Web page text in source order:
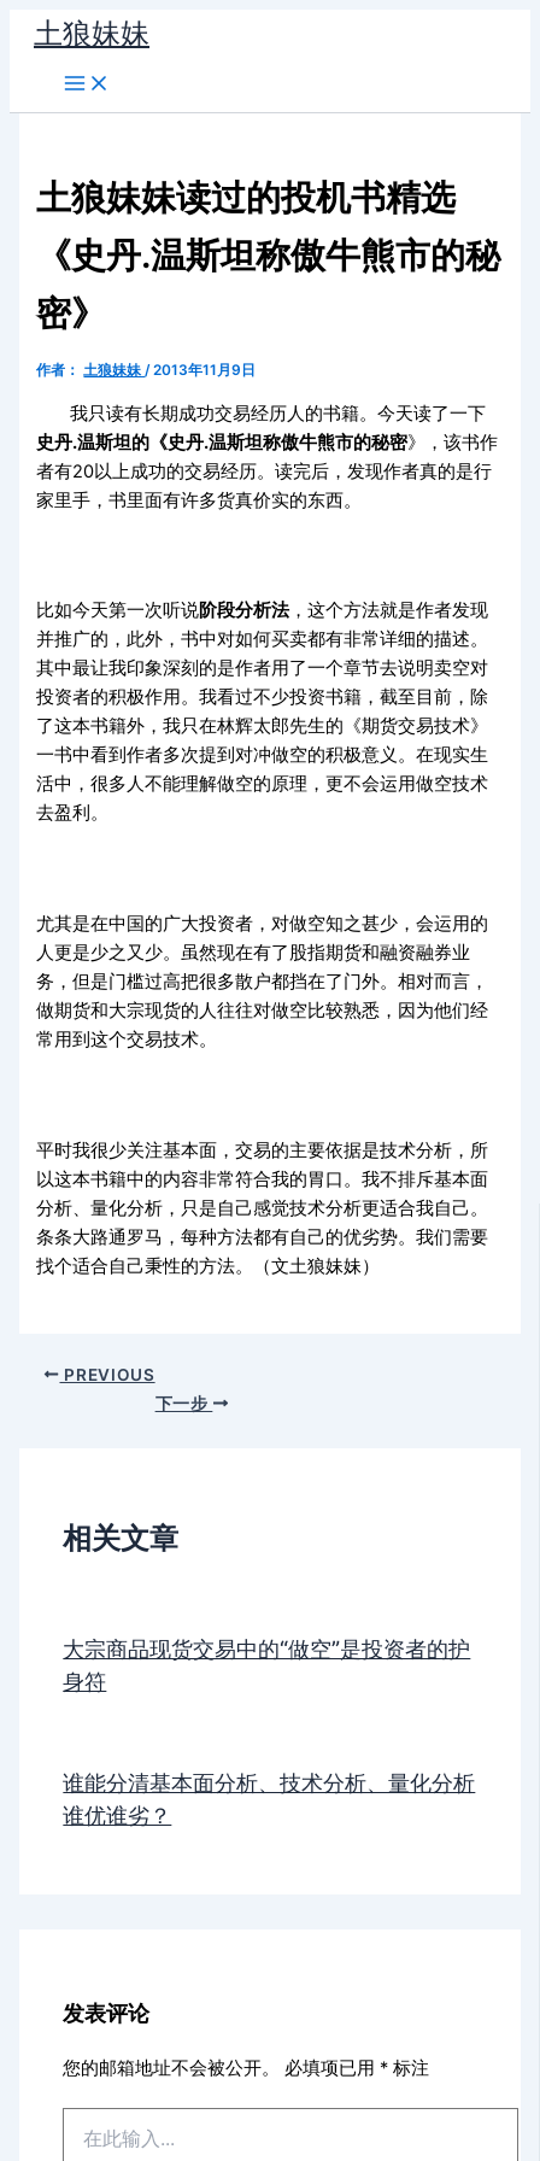
容
土狼妹妹
土狼妹妹读过的投机书精选
《史丹.温斯坦称傲牛熊市的秘
密》
作者： 土狼妹妹/2013年11月9日
我只读有长期成功交易经历人的书籍。今天读了一下
史丹.温斯坦的《史丹.温斯坦称傲牛熊市的秘密》，该书作
者有20以上成功的交易经历。读完后，发现作者真的是行
家里手，书里面有许多货真价实的东西。
比如今天第一次听说阶段分析法，这个方法就是作者发现
并推广的，此外，书中对如何买卖都有非常详细的描述。
其中最让我印象深刻的是作者用了一个章节去说明卖空对
投资者的积极作用。我看过不少投资书籍，截至目前，除
了这本书籍外，我只在林辉太郎先生的《期货交易技术》
一书中看到作者多次提到对冲做空的积极意义。在现实生
活中，很多人不能理解做空的原理，更不会运用做空技术
去盈利。
尤其是在中国的广大投资者，对做空知之甚少，会运用的
人更是少之又少。虽然现在有了股指期货和融资融券业
务，但是门槛过高把很多散户都挡在了门外。相对而言，
做期货和大宗现货的人往往对做空比较熟悉，因为他们经
常用到这个交易技术。
平时我很少关注基本面，交易的主要依据是技术分析，所
以这本书籍中的内容非常符合我的胃口。我不排斥基本面
分析、量化分析，只是自己感觉技术分析更适合我自己。
条条大路通罗马，每种方法都有自己的优劣势。我们需要
找个适合自己秉性的方法。（文土狼妹妹）
PREVIOUS
下一步
相关文章
大宗商品现货交易中的“做空”是投资者的护
身符
谁能分清基本面分析、技术分析、量化分析
谁优谁劣？
发表评论
您的邮箱地址不会被公开。 必填项已用 * 标注